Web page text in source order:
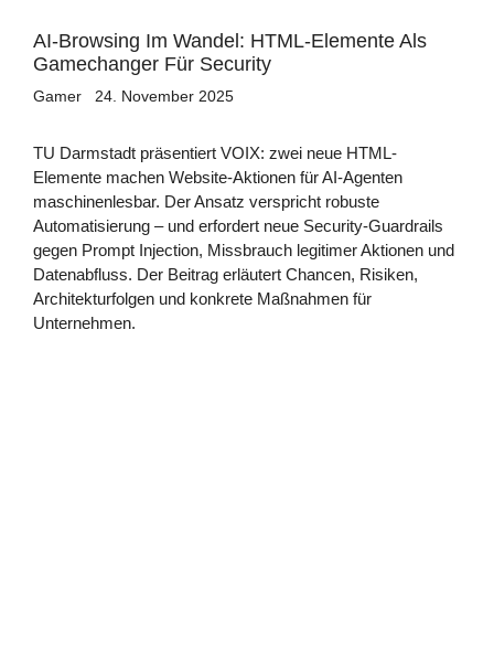
AI-Browsing Im Wandel: HTML-Elemente Als
Gamechanger Für Security
Gamer 24. November 2025
TU Darmstadt präsentiert VOIX: zwei neue HTML-
Elemente machen Website-Aktionen für AI-Agenten
maschinenlesbar. Der Ansatz verspricht robuste
Automatisierung – und erfordert neue Security-Guardrails
gegen Prompt Injection, Missbrauch legitimer Aktionen und
Datenabfluss. Der Beitrag erläutert Chancen, Risiken,
Architekturfolgen und konkrete Maßnahmen für
Unternehmen.